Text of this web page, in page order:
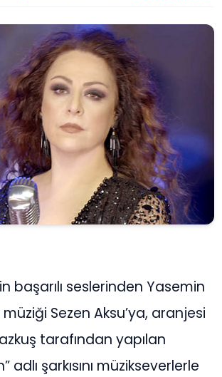
başarılı seslerinden Yasemin
Sezen Aksu’ya, aranjesi
tarafından yapılan
adlı şarkısını müzikseverlerle